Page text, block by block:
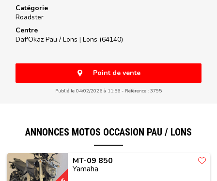
Catégorie
Roadster
Centre
Daf'Okaz Pau / Lons | Lons (64140)
Point de vente
Publié le 04/02/2026 à 11:56 Référence : 3795
ANNONCES MOTOS OCCASION PAU / LONS
MT-09 850
Yamaha